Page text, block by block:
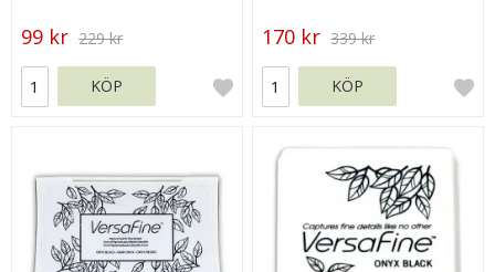
99 kr 229 kr
KÖP
170 kr 339 kr
KÖP